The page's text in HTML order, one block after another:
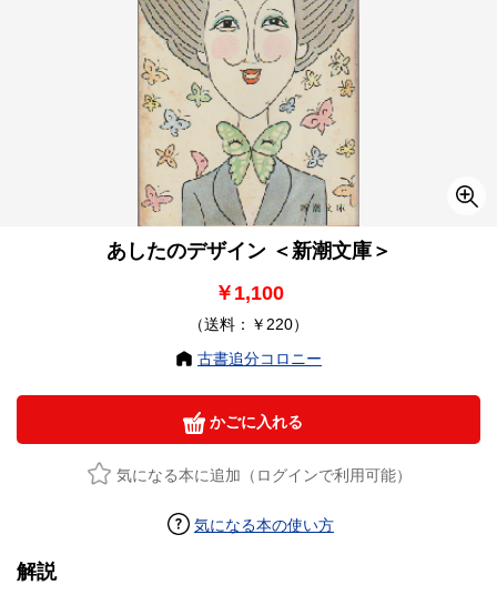
あしたのデザイン ＜新潮文庫＞
￥1,100
（送料：￥220）
古書追分コロニー
かごに入れる
気になる本に追加（ログインで利用可能）
気になる本の使い方
解説